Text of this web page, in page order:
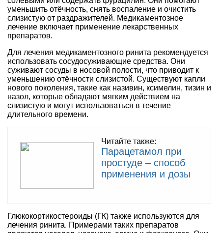
уменьшить отёчность, снять воспаление и очистить
слизистую от раздражителей. Медикаментозное
лечение включает применение лекарственных
препаратов.
Для лечения медикаментозного ринита рекомендуется
использовать сосудосуживающие средства. Они
суживают сосуды в носовой полости, что приводит к
уменьшению отёчности слизистой. Существуют капли
нового поколения, такие как називин, ксимелин, тизин и
назол, которые обладают мягким действием на
слизистую и могут использоваться в течение
длительного времени.
Читайте также:
Парацетамол при
простуде – способ
применения и дозы
Глюкокортикостероиды (ГК) также используются для
лечения ринита. Примерами таких препаратов